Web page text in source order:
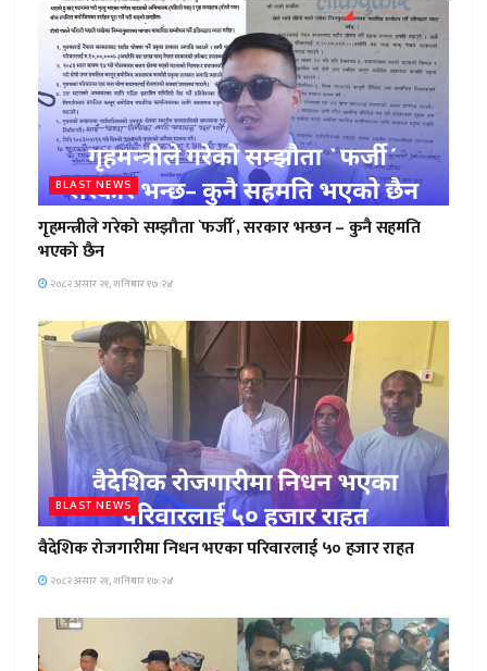
BLAST NEWS
गृहमन्त्रीले गरेको सम्झौता `फर्जी´, सरकार भन्छन – कुनै सहमति
भएको छैन
२०८२ असार २१, शनिबार १७:२४
BLAST NEWS
वैदेशिक रोजगारीमा निधन भएका परिवारलाई ५० हजार राहत
२०८२ असार २१, शनिबार १७:२४